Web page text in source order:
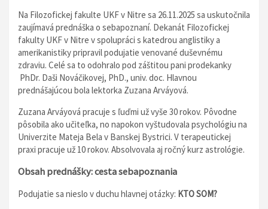
Na Filozofickej fakulte UKF v Nitre sa 26.11.2025 sa uskutočnila
zaujímavá prednáška o sebapoznaní. Dekanát Filozofickej
fakulty UKF v Nitre v spolupráci s katedrou anglistiky a
amerikanistiky pripravil podujatie venované duševnému
zdraviu. Celé sa to odohralo pod záštitou pani prodekanky
PhDr. Daši Nováčikovej, PhD., univ. doc. Hlavnou
prednášajúcou bola lektorka Zuzana Arváyová.
Zuzana Arváyová pracuje s ľuďmi už vyše 30 rokov. Pôvodne
pôsobila ako učiteľka, no napokon vyštudovala psychológiu na
Univerzite Mateja Bela v Banskej Bystrici. V terapeutickej
praxi pracuje už 10 rokov. Absolvovala aj ročný kurz astrológie.
Obsah prednášky: cesta sebapoznania
Podujatie sa nieslo v duchu hlavnej otázky: KTO SOM?